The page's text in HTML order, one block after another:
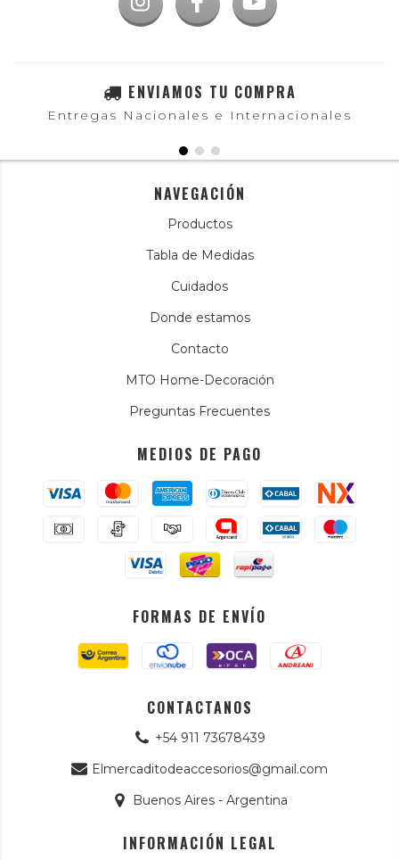
ENVIAMOS TU COMPRA
Entregas Nacionales e Internacionales
NAVEGACIÓN
Productos
Tabla de Medidas
Cuidados
Donde estamos
Contacto
MTO Home-Decoración
Preguntas Frecuentes
MEDIOS DE PAGO
FORMAS DE ENVÍO
CONTACTANOS
+54 911 73678439
Elmercaditodeaccesorios@gmail.com
Buenos Aires - Argentina
INFORMACIÓN LEGAL